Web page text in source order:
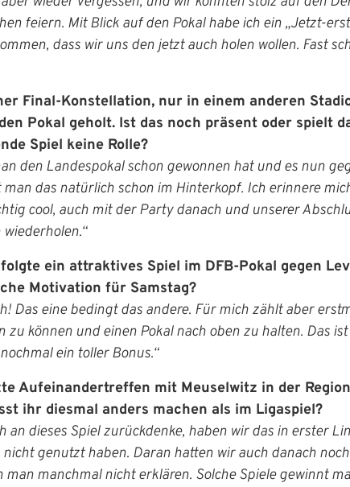
feiern. Mit Blick auf den Pokal habe ich ein „Jetzt-
dass wir uns den jetzt auch holen wollen. Fast
Final-Konstellation, nur in einem anderen
Pokal geholt. Ist das noch präsent oder spielt
Spiel keine Rolle?
den Landespokal schon gewonnen hat und es nun
man das natürlich schon im Hinterkopf. Ich erinnere
cool, auch mit der Party danach und unserer
ein attraktives Spiel im DFB-Pokal gegen
Motivation für Samstag?
Das eine bedingt das andere. Für mich zählt aber
zu können und einen Pokal nach oben zu halten. Das
ein toller Bonus.“
Aufeinandertreffen mit Meuselwitz in der
ihr diesmal anders machen als im Ligaspiel?
an dieses Spiel zurückdenke, haben wir das in erster
nicht genutzt haben. Daran hatten wir auch danach
man manchmal nicht erklären. Solche Spiele gewinnt
WEBSITE
IHRE LESEZEICHEN
Sie Ihren Benutzernamen und Ihr Passwort ein,